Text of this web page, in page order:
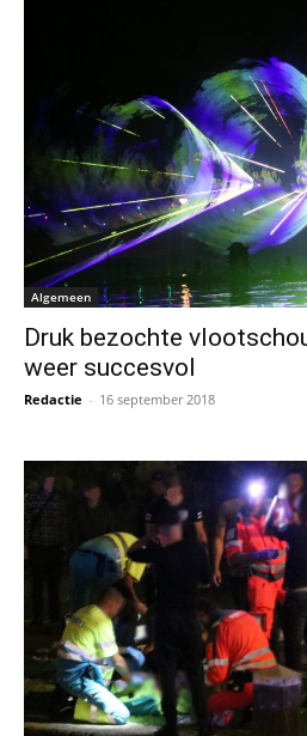
Algemeen
Druk bezochte
weer succesvol
Redactie - 16 september 2018